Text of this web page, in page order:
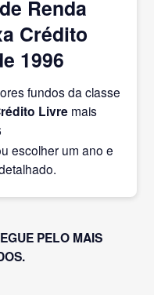
Renda
Crédito
1996
fundos da classe
Livre mais
escolher um ano e
PELO MAIS